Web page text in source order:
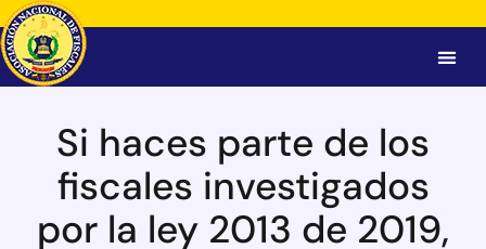
Si haces parte de los
fiscales investigados
por la ley 2013 de 2019,